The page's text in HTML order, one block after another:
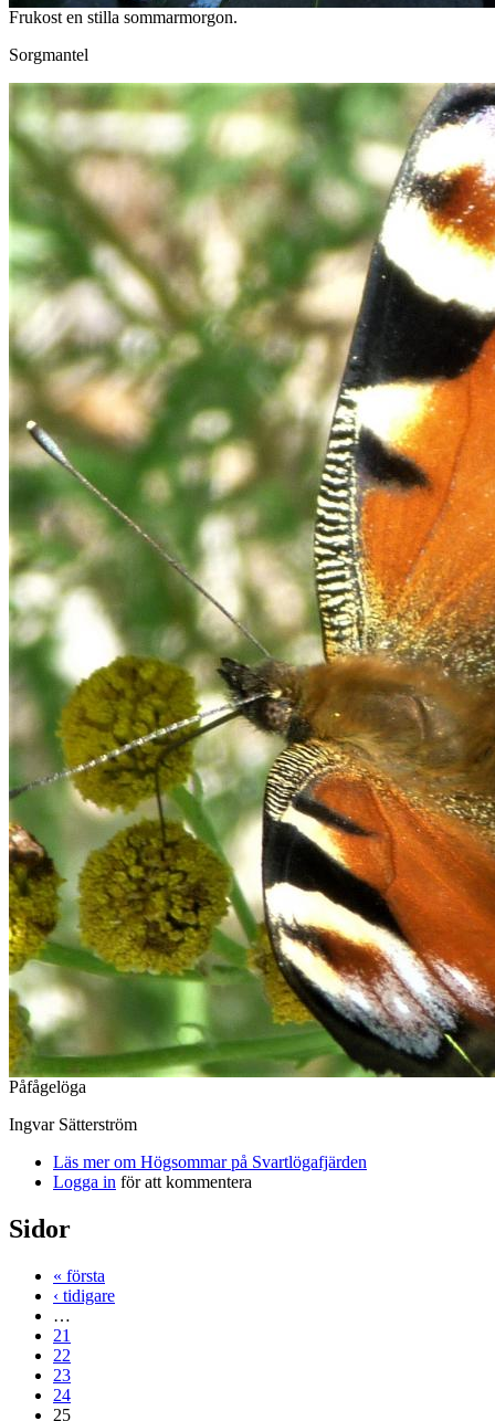
Frukost en stilla sommarmorgon.
Sorgmantel
Påfågelöga
Ingvar Sätterström
Läs merom Högsommar på Svartlögafjärden
Logga in för att kommentera
Sidor
« första
‹ tidigare
…
21
22
23
24
25